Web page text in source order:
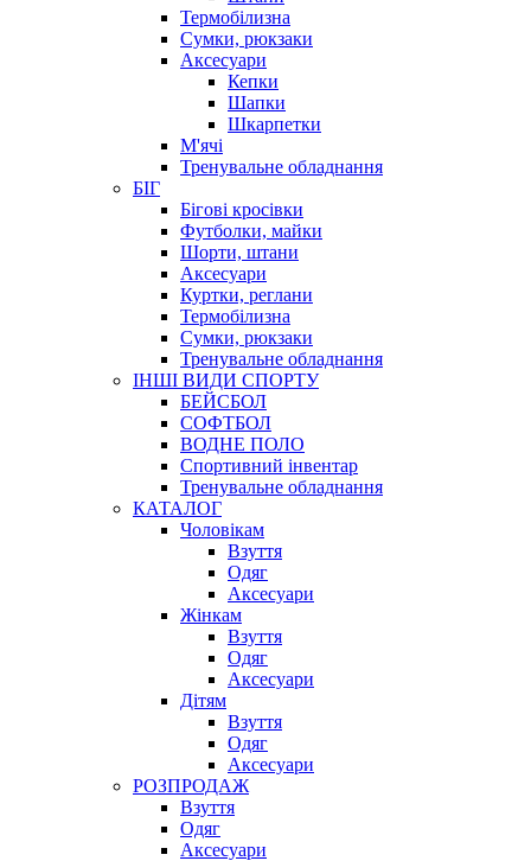
Термобілизна
Сумки, рюкзаки
Аксесуари
Кепки
Шапки
Шкарпетки
М'ячі
Тренувальне обладнання
БІГ
Бігові кросівки
Футболки, майки
Шорти, штани
Аксесуари
Куртки, реглани
Термобілизна
Сумки, рюкзаки
Тренувальне обладнання
ІНШІ ВИДИ СПОРТУ
БЕЙСБОЛ
СОФТБОЛ
ВОДНЕ ПОЛО
Спортивний інвентар
Тренувальне обладнання
КАТАЛОГ
Чоловікам
Взуття
Одяг
Аксесуари
Жінкам
Взуття
Одяг
Аксесуари
Дітям
Взуття
Одяг
Аксесуари
РОЗПРОДАЖ
Взуття
Одяг
Аксесуари